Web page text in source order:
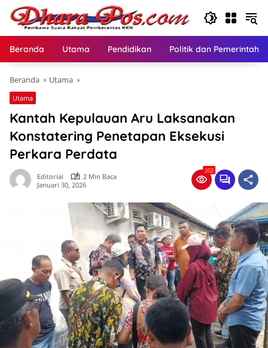
Langsung
konten
Beranda Utama Pendidikan Politik dan
Beranda Utama
Utama
Kantah Kepulauan Aru Laksanakan
Konstatering Penetapan Eksekusi
Perkara Perdata
Editorial
2 Min Baca
Januari 30, 2026
202